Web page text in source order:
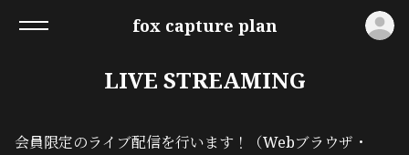
fox capture plan
LIVE STREAMING
会員限定のライブ配信を行います！（Webブラウザ・